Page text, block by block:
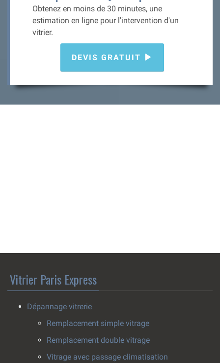
Obtenez en moins de 30 minutes, une
estimation en ligne pour l'intervention d'un
vitrier.
DEVIS GRATUIT
Vitrier Paris Express
Dépannage vitrerie
Remplacement simple vitrage
Remplacement double vitrage
Vitrage avec passage climatisation